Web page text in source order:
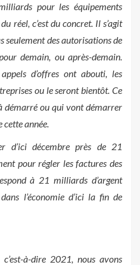
pour les équipements
du réel, c’est du concret. Il s’agit
seulement des autorisations de
demain, ou après-demain.
d’offres ont abouti, les
ou le seront bientôt. Ce
démarré ou qui vont démarrer
cette année.
d’ici décembre près de 21
pour régler les factures des
à 21 milliards d’argent
l’économie d’ici la fin de
à-dire 2021, nous avons